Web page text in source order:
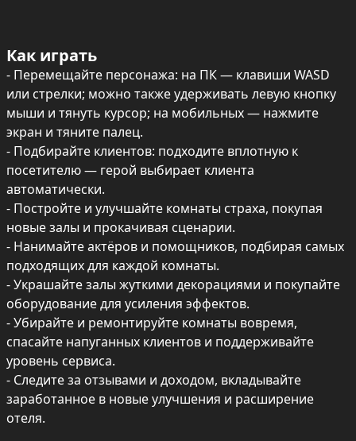
Как играть
- Перемещайте персонажа: на ПК — клавиши WASD
или стрелки; можно также удерживать левую кнопку
мыши и тянуть курсор; на мобильных — нажмите
экран и тяните палец.
- Подбирайте клиентов: подходите вплотную к
посетителю — герой выбирает клиента
автоматически.
- Постройте и улучшайте комнаты страха, покупая
новые залы и прокачивая сценарии.
- Нанимайте актёров и помощников, подбирая самых
подходящих для каждой комнаты.
- Украшайте залы жуткими декорациями и покупайте
оборудование для усиления эффектов.
- Убирайте и ремонтируйте комнаты вовремя,
спасайте напуганных клиентов и поддерживайте
уровень сервиса.
- Следите за отзывами и доходом, вкладывайте
заработанное в новые улучшения и расширение
отеля.